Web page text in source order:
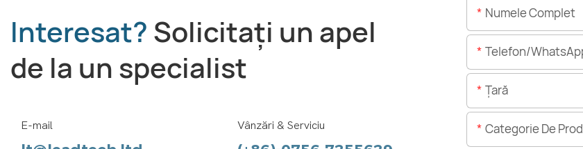
Interesat? Solicitați un apel
de la un specialist
E-mail Vânzări & Serviciu
Numele Complet
Telefon/
Ţară
Categorie De